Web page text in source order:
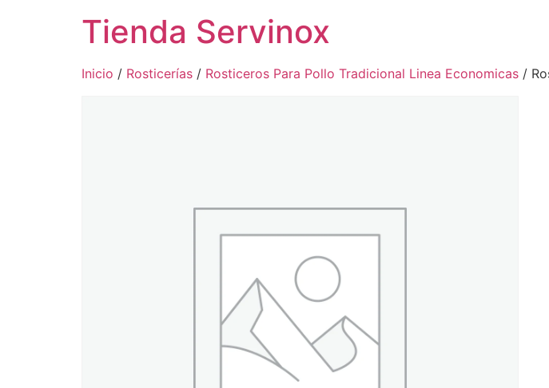
Tienda Servinox
Inicio / Rosticerías / Rosticeros Para Pollo Tradicional Linea Economicas /